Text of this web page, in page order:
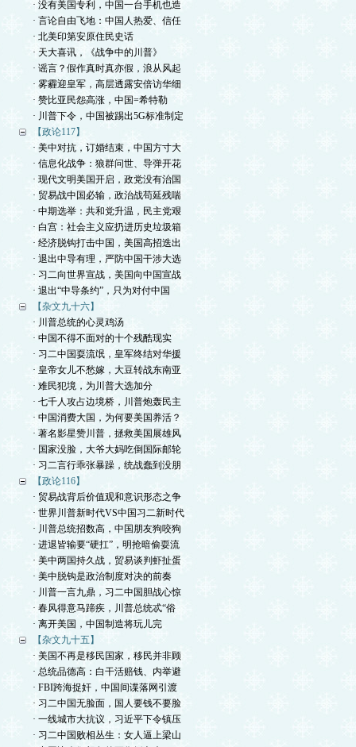
· 没有美国专利，中国一台手机也造
· 言论自由飞地：中国人热爱、信任
· 北美印第安原住民史话
· 天大喜讯，《战争中的川普》
· 谣言？假作真时真亦假，浪从风起
· 雾霾迎皇军，高层透露安倍访华细
· 赞比亚民怨高涨，中国=希特勒
· 川普下令，中国被踢出5G标准制定
【政论117】
· 美中对抗，订婚结束，中国方寸大
· 信息化战争：狼群问世、导弹开花
· 现代文明美国开启，政党没有治国
· 贸易战中国必输，政治战苟延残喘
· 中期选举：共和党升温，民主党艰
· 白宫：社会主义应扔进历史垃圾箱
· 经济脱钩打击中国，美国高招迭出
· 退出中导有理，严防中国干涉大选
· 习二向世界宣战，美国向中国宣战
· 退出“中导条约”，只为对付中国
【杂文九十六】
· 川普总统的心灵鸡汤
· 中国不得不面对的十个残酷现实
· 习二中国耍流氓，皇军终结对华援
· 皇帝女儿不愁嫁，大豆转战东南亚
· 难民犯境，为川普大选加分
· 七千人攻占边境桥，川普炮轰民主
· 中国消费大国，为何要美国养活？
· 著名影星赞川普，拯救美国展雄风
· 国家没脸，大爷大妈吃倒国际邮轮
· 习二言行乖张暴躁，统战蠢到没朋
【政论116】
· 贸易战背后价值观和意识形态之争
· 世界川普新时代VS中国习二新时代
· 川普总统招数高，中国朋友狗咬狗
· 进退皆输要“硬扛”，明抢暗偷耍流
· 美中两国持久战，贸易谈判虾扯蛋
· 美中脱钩是政治制度对决的前奏
· 川普一言九鼎，习二中国胆战心惊
· 春风得意马蹄疾，川普总统忒“俗
· 离开美国，中国制造将玩儿完
【杂文九十五】
· 美国不再是移民国家，移民并非顾
· 总统品德高：白干活赔钱、内举避
· FBI跨海捉奸，中国间谍落网引渡
· 习二中国无脸面，国人要钱不要脸
· 一线城市大抗议，习近平下令镇压
· 习二中国败相丛生：女人逼上梁山